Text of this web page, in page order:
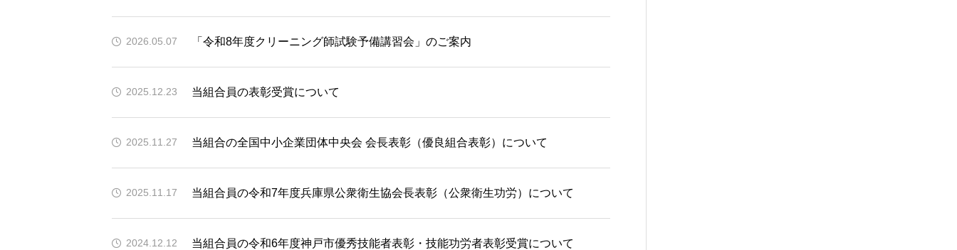
2026.05.07 「令和8年度クリーニング師試験予備講習会」のご案内
2025.12.23 当組合員の表彰受賞について
2025.11.27 当組合の全国中小企業団体中央会 会長表彰（優良組合表彰）について
2025.11.17 当組合員の令和7年度兵庫県公衆衛生協会長表彰（公衆衛生功労）について
2024.12.12 当組合員の令和6年度神戸市優秀技能者表彰・技能功労者表彰受賞について